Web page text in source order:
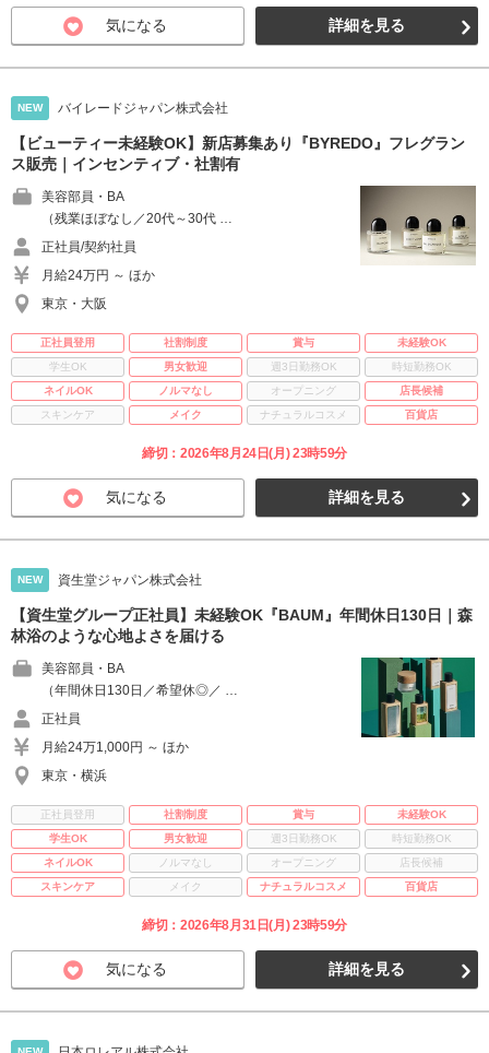
気になる 詳細を見る
NEW バイレードジャパン株式会社
【ビューティー未経験OK】新店募集あり『BYREDO』フレグラン
ス販売｜インセンティブ・社割有
美容部員・BA
（残業ほぼなし／20代～30代 …
正社員/契約社員
月給24万円 ～ ほか
東京・大阪
正社員登用 社割制度 賞与
未経験OK
学生OK
男女歓迎 週3日勤務OK
時短勤務OK
ネイルOK
ノルマなし オープニング
店長候補
スキンケア
メイク ナチュラルコスメ 百貨店
締切：2026年8月24日(月) 23時59分
気になる 詳細を見る
NEW 資生堂ジャパン株式会社
【資生堂グループ正社員】未経験OK『BAUM』年間休日130日｜森
林浴のような心地よさを届ける
美容部員・BA
（年間休日130日／希望休◎／ …
正社員
月給24万1,000円 ～ ほか
東京・横浜
正社員登用 社割制度 賞与
未経験OK
学生OK
男女歓迎 週3日勤務OK
時短勤務OK
ネイルOK
ノルマなし オープニング
店長候補
スキンケア
メイク ナチュラルコスメ 百貨店
締切：2026年8月31日(月) 23時59分
気になる 詳細を見る